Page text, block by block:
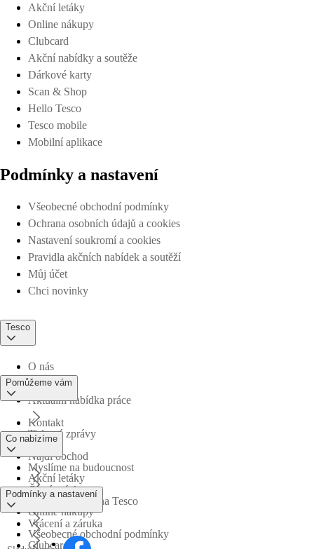
Akční letáky
Online nákupy
Clubcard
Akční nabídky a soutěže
Dárkové karty
Scan & Shop
Hello Tesco
Tesco mobile
Mobilní aplikace
Podmínky a nastavení
Všeobecné obchodní podmínky
Ochrana osobních údajů a cookies
Nastavení soukromí a cookies
Pravidla akčních nabídek a soutěží
Můj účet
Chci novinky
Tesco
O nás
Aktuální nabídka práce
Tiskové zprávy
Myslíme na budoucnost
Obchodní skupina Tesco
Pomůžeme vám
Kontakt
Najdi obchod
Časté otázky
Vrácení a záruka
Co nabízíme
Akční letáky
Online nákupy
Clubcard
Podmínky a nastavení
Všeobecné obchodní podmínky